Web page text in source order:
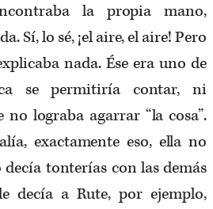
la propia mano,
Sí, lo sé, ¡el aire, el aire! Pero
nada. Ése era uno de
se permitiría contar, ni
no lograba agarrar “la cosa”.
exactamente eso, ella no
tonterías con las demás
decía a Rute, por ejemplo,